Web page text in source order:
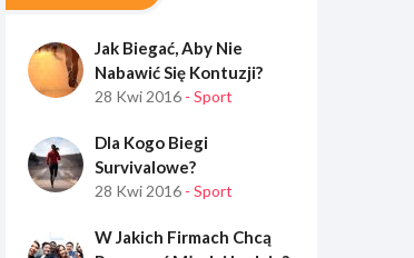
Jak Biegać, Aby Nie
Nabawić Się Kontuzji?
28 Kwi 2016 - Sport
Dla Kogo Biegi
Survivalowe?
28 Kwi 2016 - Sport
W Jakich Firmach Chcą